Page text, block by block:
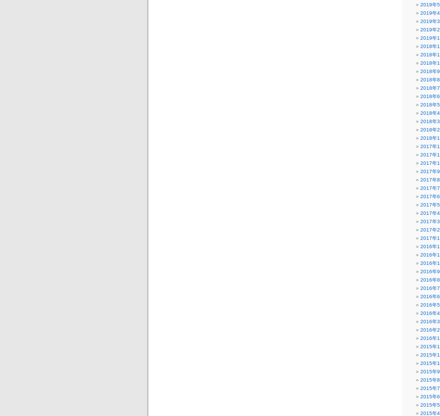
2019年5
2019年4
2019年3
2019年2
2019年1
2018年
2018年
2018年
2018年9
2018年8
2018年7
2018年6
2018年5
2018年4
2018年3
2018年2
2018年1
2017年
2017年
2017年
2017年9
2017年8
2017年7
2017年6
2017年5
2017年4
2017年3
2017年2
2017年1
2016年
2016年
2016年
2016年9
2016年8
2016年7
2016年6
2016年5
2016年4
2016年3
2016年2
2016年1
2015年
2015年
2015年
2015年9
2015年8
2015年7
2015年6
2015年5
2015年4